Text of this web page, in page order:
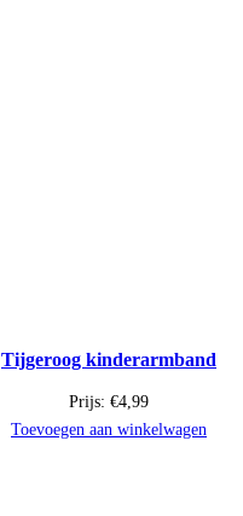
Tijgeroog kinderarmband
Prijs: €4,99
Toevoegen aan winkelwagen